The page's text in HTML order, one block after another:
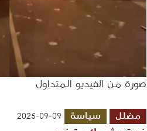
صورة من الفيديو المتداول
مضلل سياسة